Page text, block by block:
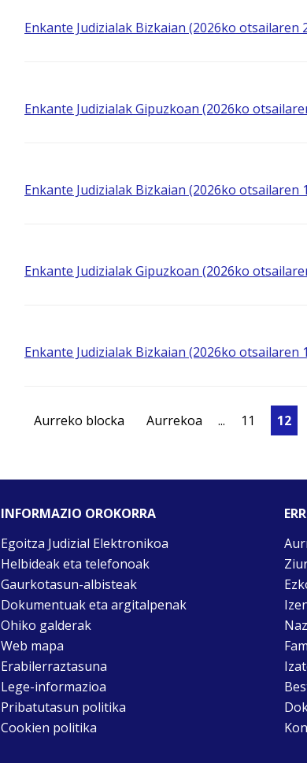
Enkante Judizialak Bizkaian (2026ko otsailaren
Enkante Judizialak Gipuzkoan (2026ko
Enkante Judizialak Bizkaian (2026ko otsailaren
Enkante Judizialak Gipuzkoan (2026ko
Enkante Judizialak Bizkaian (2026ko otsailaren
Aurreko blocka Aurrekoa ... 11 12
INFORMAZIO OROKORRA
Egoitza Judizial Elektronikoa
Helbideak eta telefonoak
Gaurkotasun-albisteak
Dokumentuak eta argitalpenak
Ohiko galderak
Web mapa
Erabilerraztasuna
Lege-informazioa
Pribatutasun politika
Cookien politika